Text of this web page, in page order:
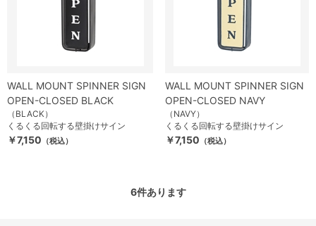
WALL MOUNT SPINNER SIGN
OPEN-CLOSED BLACK
（BLACK）
くるくる回転する壁掛けサイン
￥7,150 （税込）
WALL MOUNT SPINNER SIGN
OPEN-CLOSED NAVY
（NAVY）
くるくる回転する壁掛けサイン
￥7,150 （税込）
6件あります